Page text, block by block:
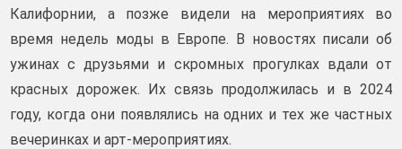
Калифорнии, а позже видели на мероприятиях во
время недель моды в Европе. В новостях писали об
ужинах с друзьями и скромных прогулках вдали от
красных дорожек. Их связь продолжилась и в 2024
году, когда они появлялись на одних и тех же частных
вечеринках и арт-мероприятиях.